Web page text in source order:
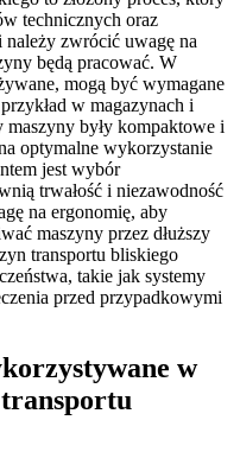
technicznych oraz
zwrócić uwagę na
będą pracować. W
mogą być wymagane
w magazynach i
były kompaktowe i
optymalne wykorzystanie
jest wybór
trwałość i niezawodność
na ergonomię, aby
maszyny przez dłuższy
transportu bliskiego
takie jak systemy
przed przypadkowymi
w